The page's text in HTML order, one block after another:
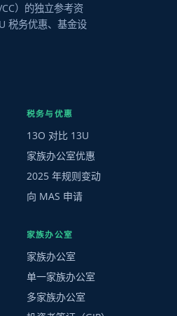
）的独立参考资
税务优惠、基金设
税务与优惠
13O 对比 13U
家族办公室优惠
2025 年规则变动
向 MAS 申请
家族办公室
家族办公室
单一家族办公室
多家族办公室